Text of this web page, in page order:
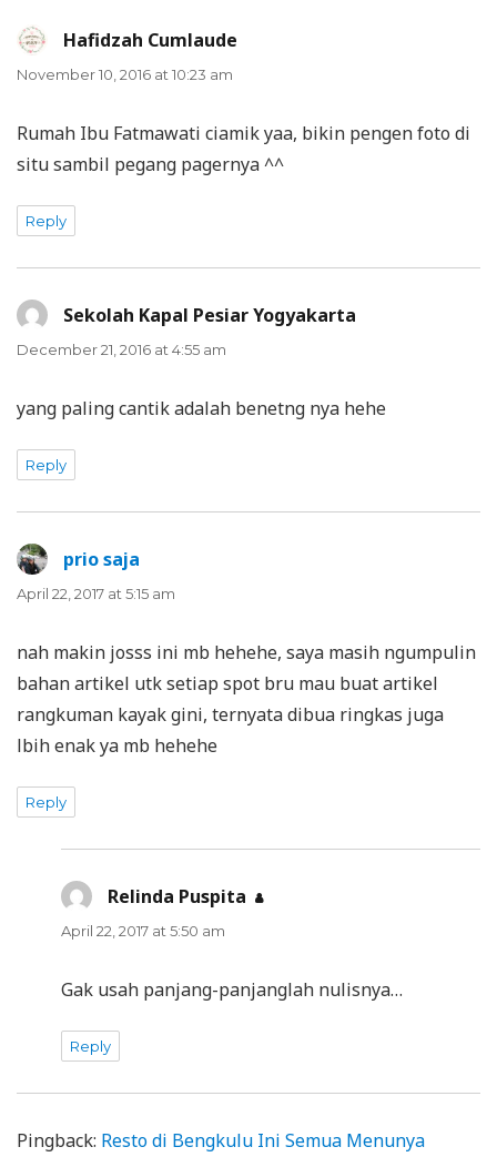
Hafidzah Cumlaude
November 10, 2016 at 10:23 am
Rumah Ibu Fatmawati ciamik yaa, bikin pengen foto di
situ sambil pegang pagernya ^^
Reply
Sekolah Kapal Pesiar Yogyakarta
December 21, 2016 at 4:55 am
yang paling cantik adalah benetng nya hehe
Reply
prio saja
April 22, 2017 at 5:15 am
nah makin josss ini mb hehehe, saya masih ngumpulin
bahan artikel utk setiap spot bru mau buat artikel
rangkuman kayak gini, ternyata dibua ringkas juga
lbih enak ya mb hehehe
Reply
Relinda Puspita says:
April 22, 2017 at 5:50 am
Gak usah panjang-panjanglah nulisnya…
Reply
Pingback: Resto di Bengkulu Ini Semua Menunya